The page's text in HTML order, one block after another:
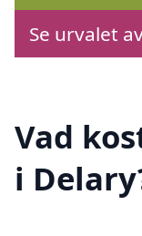
Se urvalet
Vad
i